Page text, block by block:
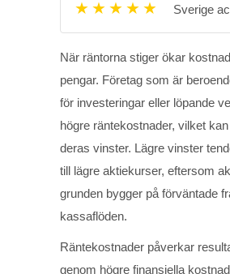
Sverige
När räntorna stiger ökar
pengar. Företag som är
för investeringar eller löpande
högre räntekostnader, vilket
deras vinster. Lägre vinster
till lägre aktiekurser, eftersom
grunden bygger på förväntade
kassaflöden.
Räntekostnader påverkar
genom högre finansiella